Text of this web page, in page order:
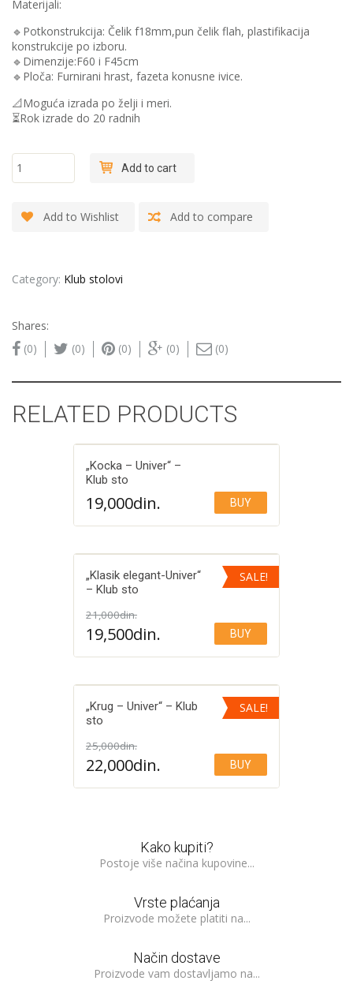
Materijali:
🔹Potkonstrukcija: Čelik f18mm,pun čelik flah, plastifikacija
konstrukcije po izboru.
🔹Dimenzije:F60 i F45cm
🔹️Ploča: Furnirani hrast, fazeta konusne ivice.
📐Moguća izrada po želji i meri.
⏳Rok izrade do 20 radnih
Fur-4" -
Add to cart
Add to Wishlist Add to compare
Category: Klub stolovi
Shares:
(0)
(0) (0) (0) (0)
RELATED PRODUCTS
„Kocka – Univer“ –
Klub sto
19,000din. BUY
„Klasik elegant-Univer“
– Klub sto
21,000din.
19,500din. BUY
SALE!
„Krug – Univer“ – Klub
sto
25,000din.
22,000din. BUY
SALE!
Kako kupiti?
Postoje više načina kupovine...
Vrste plaćanja
Proizvode možete platiti na...
Način dostave
Proizvode vam dostavljamo na...